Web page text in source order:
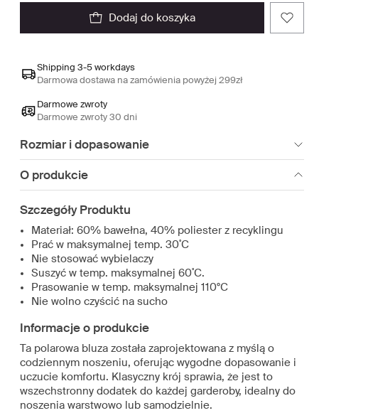
dodaj do koszyka
Shipping 3-5 workdays
Darmowa dostawa na zamówienia powyżej 299zł
Darmowe zwroty
Darmowe zwroty 30 dni
Rozmiar i dopasowanie
O produkcie
Szczegóły Produktu
Materiał: 60% bawełna, 40% poliester z recyklingu
Prać w maksymalnej temp. 30˚C
Nie stosować wybielaczy
Suszyć w temp. maksymalnej 60˚C.
Prasowanie w temp. maksymalnej 110°C
Nie wolno czyścić na sucho
Informacje o produkcie
Ta polarowa bluza została zaprojektowana z myślą o
codziennym noszeniu, oferując wygodne dopasowanie i
uczucie komfortu. Klasyczny krój sprawia, że jest to
wszechstronny dodatek do każdej garderoby, idealny do
noszenia warstwowo lub samodzielnie.